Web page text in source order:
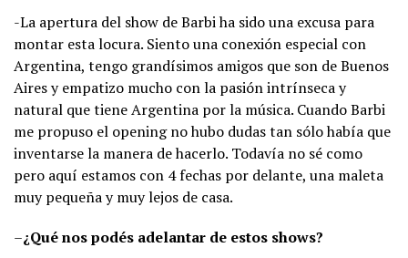
-La apertura del show de Barbi ha sido una excusa para
montar esta locura. Siento una conexión especial con
Argentina, tengo grandísimos amigos que son de Buenos
Aires y empatizo mucho con la pasión intrínseca y
natural que tiene Argentina por la música. Cuando Barbi
me propuso el opening no hubo dudas tan sólo había que
inventarse la manera de hacerlo. Todavía no sé como
pero aquí estamos con 4 fechas por delante, una maleta
muy pequeña y muy lejos de casa.
–¿Qué nos podés adelantar de estos shows?